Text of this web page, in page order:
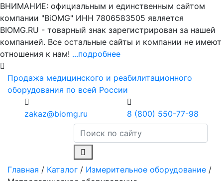
ВНИМАНИЕ: официальным и единственным сайтом
компании "BiOMG" ИНН 7806583505 является
BIOMG.RU - товарный знак зарегистрирован за нашей
компанией. Все остальные сайты и компании не имеют
отношения к нам! ...подробнее
Продажа медицинского и реабилитационного
оборудования по всей России
zakaz@biomg.ru 8 (800) 550-77-98
Главная / Каталог / Измерительное оборудование /